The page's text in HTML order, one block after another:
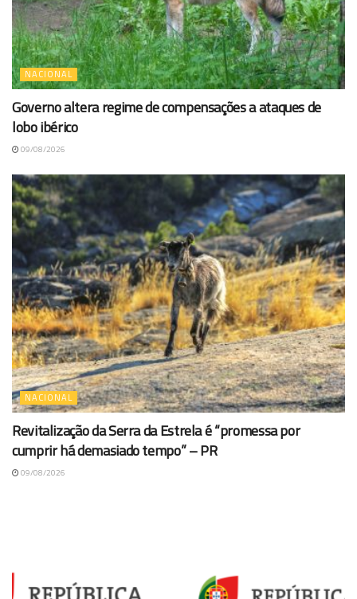
NACIONAL
Governo altera regime de compensações a ataques de
lobo ibérico
09/08/2026
NACIONAL
Revitalização da Serra da Estrela é “promessa por
cumprir há demasiado tempo” – PR
09/08/2026